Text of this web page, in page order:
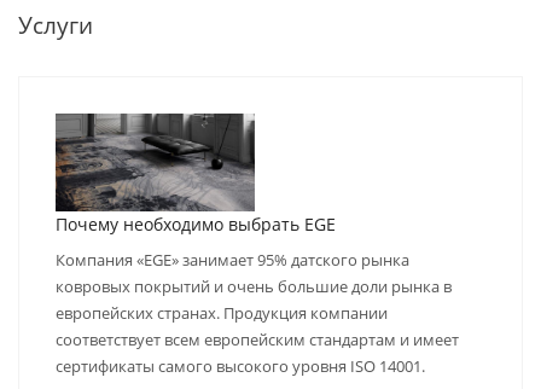
Услуги
Почему необходимо выбрать EGE
Компания «EGE» занимает 95% датского рынка
ковровых покрытий и очень большие доли рынка в
европейских странах. Продукция компании
соответствует всем европейским стандартам и имеет
сертификаты самого высокого уровня ISO 14001.